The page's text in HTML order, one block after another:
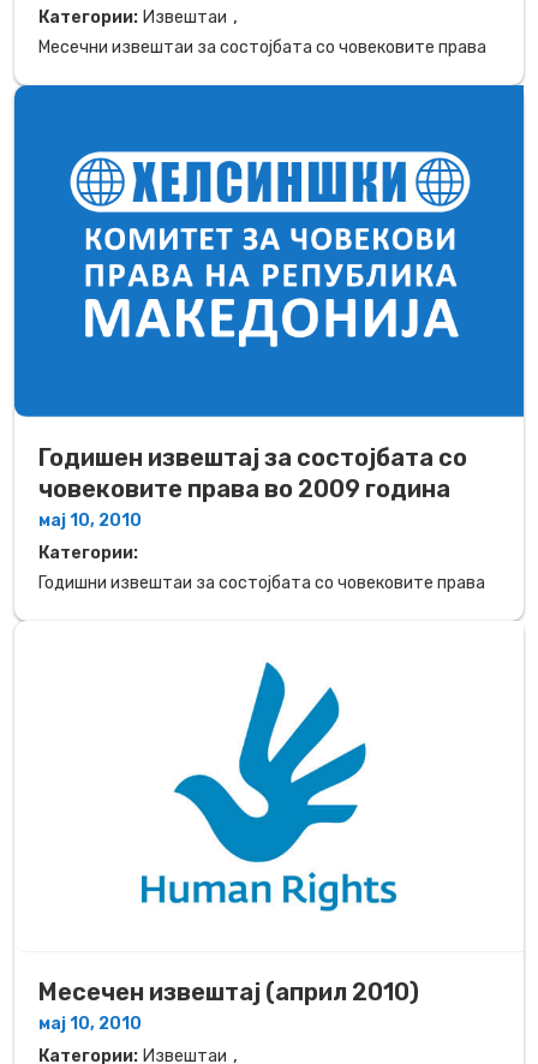
Категории: Извештаи ,
Месечни извештаи за состојбата со човековите права
Годишен извештај за состојбата со
човековите права во 2009 година
мај 10, 2010
Категории:
Годишни извештаи за состојбата со човековите права
Месечен извештај (април 2010)
мај 10, 2010
Категории: Извештаи ,